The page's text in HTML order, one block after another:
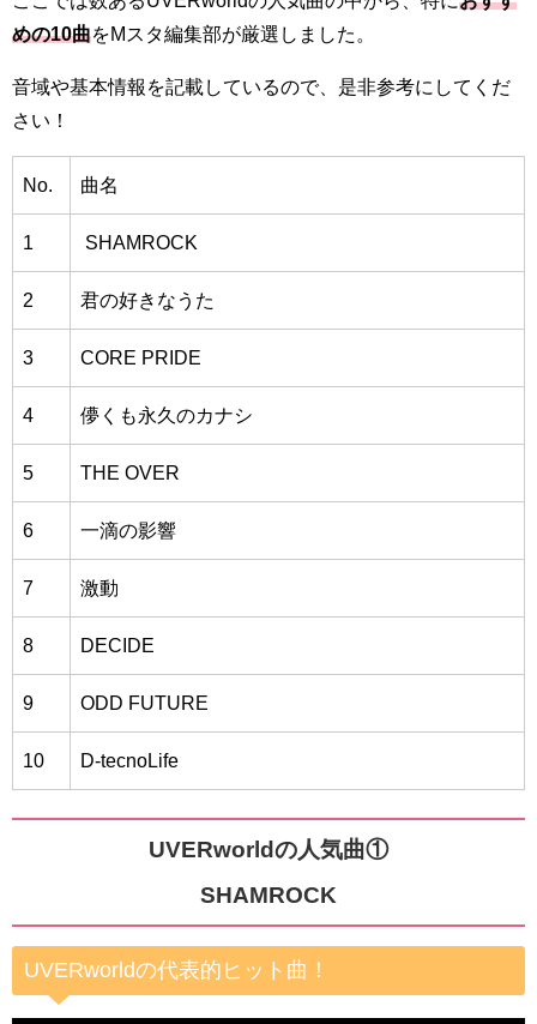
めの10曲をMスタ編集部が厳選しました。
音域や基本情報を記載しているので、是非参考にしてくだ
さい！
No. 曲名
1 SHAMROCK
2 君の好きなうた
3 CORE PRIDE
4 儚くも永久のカナシ
5 THE OVER
6 一滴の影響
7 激動
8 DECIDE
9 ODD FUTURE
10 D-tecnoLife
UVERworldの人気曲①
SHAMROCK
UVERworldの代表的ヒット曲！